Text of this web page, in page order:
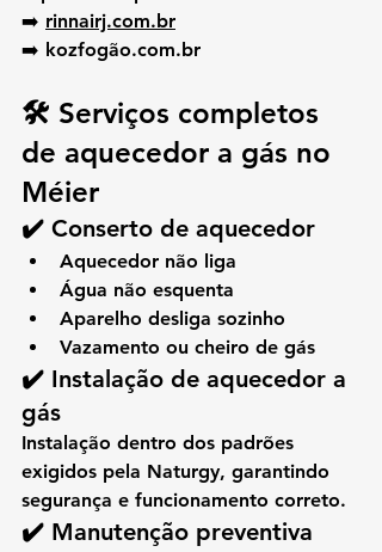
➡️ rinnairj.com.br
➡️ kozfogão.com.br
🛠️ Serviços completos
de aquecedor a gás no
Méier
✔️ Conserto de aquecedor
Aquecedor não liga
Água não esquenta
Aparelho desliga sozinho
Vazamento ou cheiro de gás
✔️ Instalação de aquecedor a
gás
Instalação dentro dos padrões
exigidos pela Naturgy, garantindo
segurança e funcionamento correto.
✔️ Manutenção preventiva